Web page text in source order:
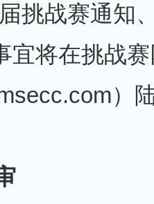
挑战赛通知
宜将在挑战
）